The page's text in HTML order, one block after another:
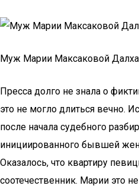
Муж Марии Максаковой
Пресса долго не знала о
это не могло длиться вечно.
после начала судебного
инициированного бывшей
Оказалось, что квартиру
соотечественник. Марии это